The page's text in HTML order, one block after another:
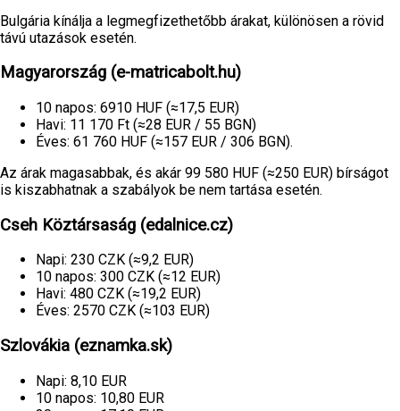
Bulgária kínálja a legmegfizethetőbb árakat, különösen a rövid
távú utazások esetén.
Magyarország (e-matricabolt.hu)
10 napos: 6910 HUF (≈17,5 EUR)
Havi: 11 170 Ft (≈28 EUR / 55 BGN)
Éves: 61 760 HUF (≈157 EUR / 306 BGN).
Az árak magasabbak, és akár 99 580 HUF (≈250 EUR) bírságot
is kiszabhatnak a szabályok be nem tartása esetén.
Cseh Köztársaság (edalnice.cz)
Napi: 230 CZK (≈9,2 EUR)
10 napos: 300 CZK (≈12 EUR)
Havi: 480 CZK (≈19,2 EUR)
Éves: 2570 CZK (≈103 EUR)
Szlovákia (eznamka.sk)
Napi: 8,10 EUR
10 napos: 10,80 EUR